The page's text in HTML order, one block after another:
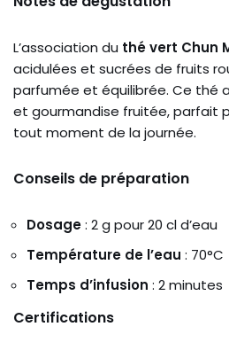
L’association du thé vert Chun
acidulées et sucrées de fruits
parfumée et équilibrée. Ce thé
et gourmandise fruitée, parfait
tout moment de la journée.
Conseils de préparation
Dosage: 2 g pour 20 cl d’eau
Température de l’eau : 70°C
Temps d’infusion : 2 minutes
Certifications